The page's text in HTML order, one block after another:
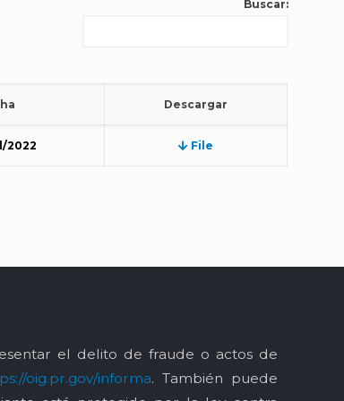
Buscar:
Descargar
2022 File
el delito de fraude o actos de
oig.pr.gov/informa. También puede